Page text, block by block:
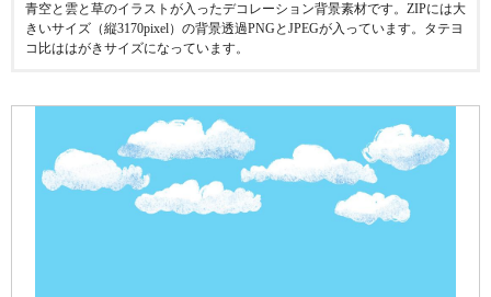
青空と雲と草のイラストが入ったデコレーション背景素材です。ZIPには大
きいサイズ（縦3170pixel）の背景透過PNGとJPEGが入っています。タテヨ
コ比ははがきサイズになっています。